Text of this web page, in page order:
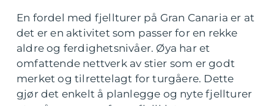
En fordel med fjellturer på Gran Canaria er at
det er en aktivitet som passer for en rekke
aldre og ferdighetsnivåer. Øya har et
omfattende nettverk av stier som er godt
merket og tilrettelagt for turgåere. Dette
gjør det enkelt å planlegge og nyte fjellturer